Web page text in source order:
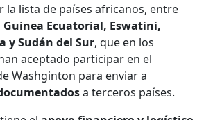
la lista de países africanos, entre
Guinea Ecuatorial, Eswatini,
y Sudán del Sur, que en los
aceptado participar en el
Washginton para enviar a
a terceros países.